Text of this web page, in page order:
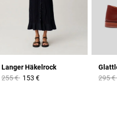
Langer Häkelrock
Price reduced from
255 €to153 € Price
295 €